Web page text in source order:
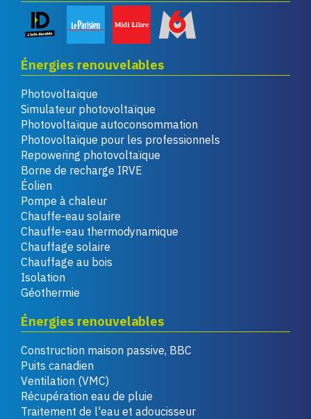
Énergies renouvelables
Photovoltaïque
Simulateur photovoltaïque
Photovoltaïque autoconsommation
Photovoltaïque pour les professionnels
Repowering photovoltaïque
Borne de recharge IRVE
Éolien
Pompe à chaleur
Chauffe-eau solaire
Chauffe-eau thermodynamique
Chauffage solaire
Chauffage au bois
Isolation
Géothermie
Énergies renouvelables
Construction maison passive, BBC
Puits canadien
Ventilation (VMC)
Récupération eau de pluie
Traitement de l'eau et adoucisseur